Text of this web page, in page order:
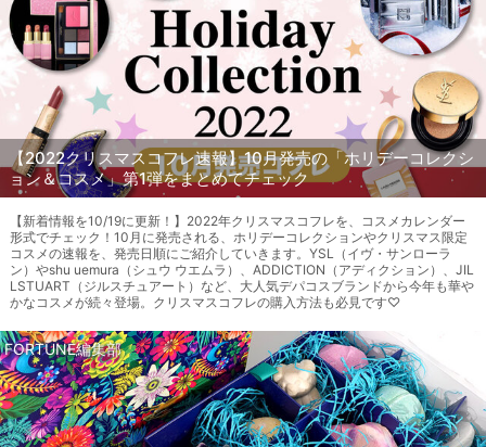
【2022クリスマスコフレ速報】10月発売の「ホリデーコレクシ
ョン＆コスメ」第1弾をまとめてチェック
【新着情報を10/19に更新！】2022年クリスマスコフレを、コスメカレンダー
形式でチェック！10月に発売される、ホリデーコレクションやクリスマス限定
コスメの速報を、発売日順にご紹介していきます。YSL（イヴ・サンローラ
ン）やshu uemura（シュウ ウエムラ）、ADDICTION（アディクション）、JIL
LSTUART（ジルスチュアート）など、大人気デパコスブランドから今年も華や
かなコスメが続々登場。クリスマスコフレの購入方法も必見です♡
FORTUNE編集部